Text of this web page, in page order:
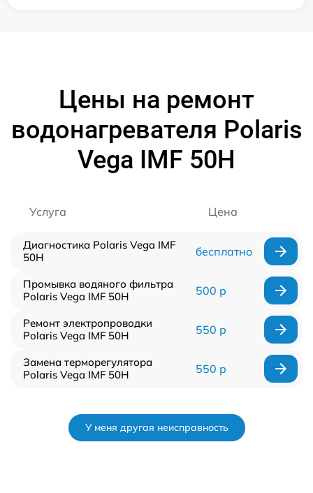
Цены на ремонт
водонагревателя Polaris
Vega IMF 50H
Услуга Цена
Диагностика Polaris Vega IMF
50H
бесплатно
Промывка водяного фильтра
Polaris Vega IMF 50H
500 р
Ремонт электропроводки
Polaris Vega IMF 50H
550 р
Замена терморегулятора
Polaris Vega IMF 50H
550 р
У меня другая неисправность